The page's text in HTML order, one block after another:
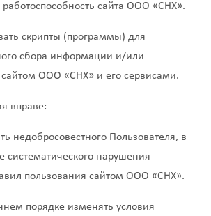
сайта ООО «СНХ».
скрипты (программы) для
сбора информации и/или
сайтом ООО «СНХ» и его сервисами.
вправе:
недобросовестного Пользователя, в
систематического нарушения
пользования сайтом ООО «СНХ».
порядке изменять условия